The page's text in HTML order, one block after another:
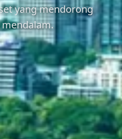
yang mendorong